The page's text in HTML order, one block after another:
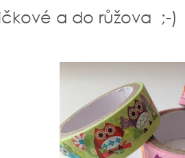
a do růžova ;-)